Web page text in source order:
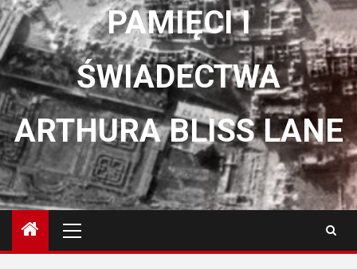
PAMIĘCI I
ŚWIADECTWA
ARTHURA BLISS LANE
główne